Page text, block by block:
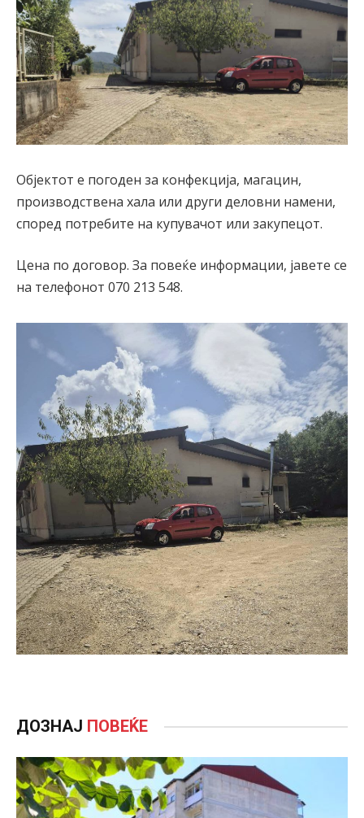
Објектот е погоден за конфекција, магацин,
производствена хала или други деловни намени,
според потребите на купувачот или закупецот.
Цена по договор. За повеќе информации, јавете се
на телефонот 070 213 548.
ДОЗНАЈ ПОВЕЌЕ